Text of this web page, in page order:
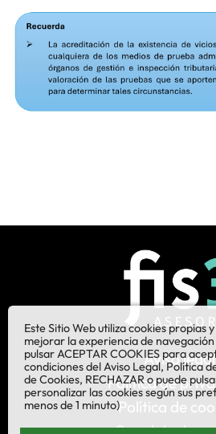
Aviso legal
Política de
Política de
Este Sitio Web utiliza cookies propias
mejorar la experiencia de
pulsar ACEPTAR COOKIES para
condiciones del Aviso Legal, Política
de Cookies, RECHAZAR o puede
personalizar las cookies según sus
menos de 1 minuto)